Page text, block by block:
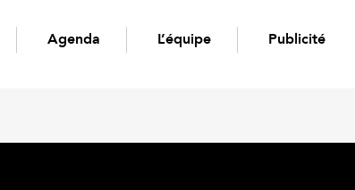
Agenda L’équipe Publicité